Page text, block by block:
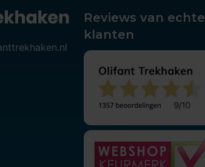
Reviews van echte
klanten